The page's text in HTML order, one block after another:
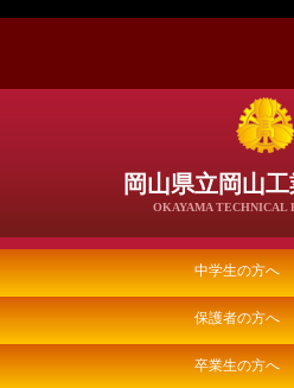
岡山県立岡山
OKAYAMA TECHNICAL
中学生の方へ
保護者の方へ
卒業生の方へ